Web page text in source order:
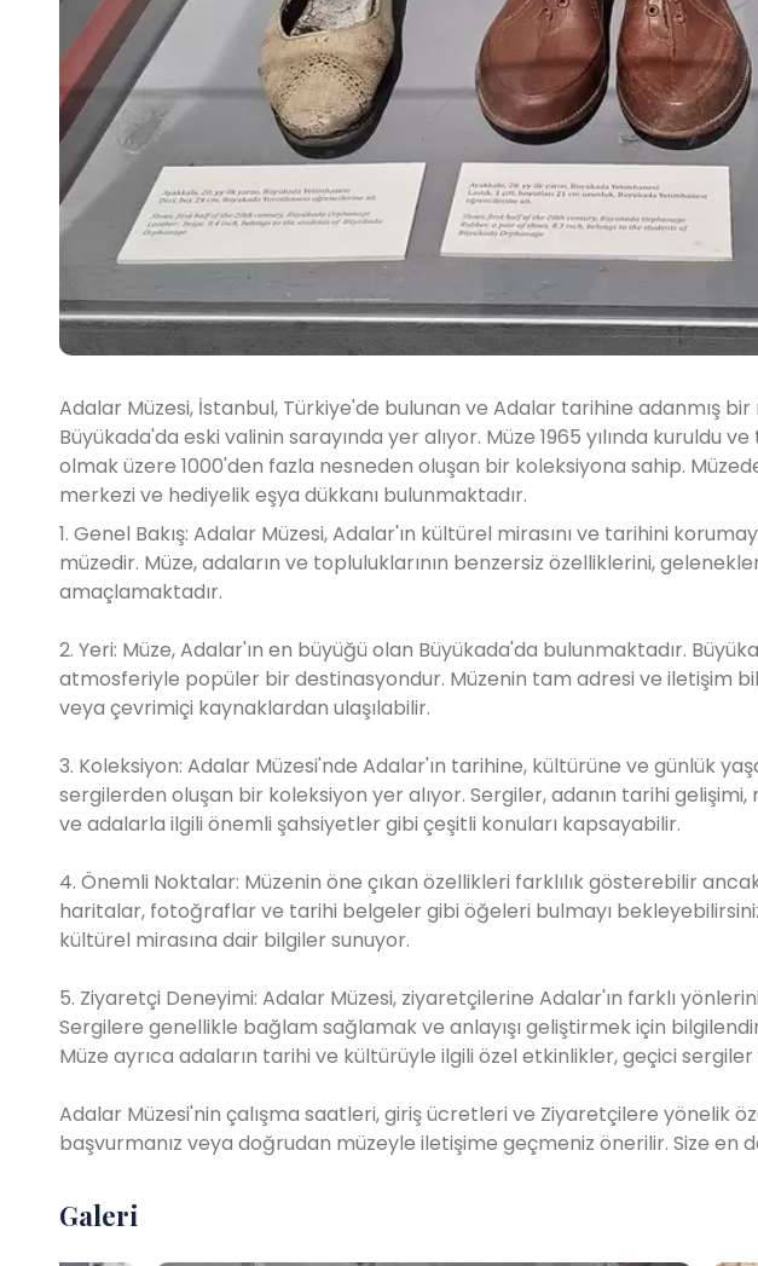
Adalar Müzesi, İstanbul, Türkiye'de bulunan ve Adalar tarihine adanmış
Büyükada'da eski valinin sarayında yer alıyor. Müze 1965 yılında
olmak üzere 1000'den fazla nesneden oluşan bir koleksiyona sahip.
merkezi ve hediyelik eşya dükkanı bulunmaktadır.
1. Genel Bakış: Adalar Müzesi, Adalar'ın kültürel mirasını ve tarihini
müzedir. Müze, adaların ve topluluklarının benzersiz özelliklerini,
amaçlamaktadır.
2. Yeri: Müze, Adalar'ın en büyüğü olan Büyükada'da bulunmaktadır.
atmosferiyle popüler bir destinasyondur. Müzenin tam adresi ve iletişim
veya çevrimiçi kaynaklardan ulaşılabilir.
3. Koleksiyon: Adalar Müzesi'nde Adalar'ın tarihine, kültürüne ve günlük
sergilerden oluşan bir koleksiyon yer alıyor. Sergiler, adanın tarihi
ve adalarla ilgili önemli şahsiyetler gibi çeşitli konuları kapsayabilir.
4. Önemli Noktalar: Müzenin öne çıkan özellikleri farklılık gösterebilir
haritalar, fotoğraflar ve tarihi belgeler gibi öğeleri bulmayı
kültürel mirasına dair bilgiler sunuyor.
5. Ziyaretçi Deneyimi: Adalar Müzesi, ziyaretçilerine Adalar'ın farklı
Sergilere genellikle bağlam sağlamak ve anlayışı geliştirmek için
Müze ayrıca adaların tarihi ve kültürüyle ilgili özel etkinlikler, geçici
Adalar Müzesi'nin çalışma saatleri, giriş ücretleri ve Ziyaretçilere yönelik
başvurmanız veya doğrudan müzeyle iletişime geçmeniz önerilir. Size en
Galeri